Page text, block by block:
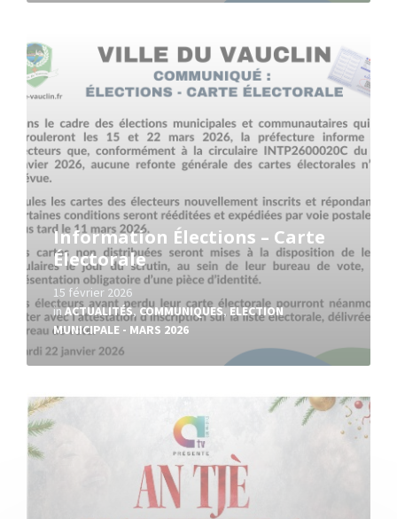
Information Élections – Carte
Électorale
15 février 2026
inACTUALITÉS,COMMUNIQUES,ELECTION
MUNICIPALE - MARS 2026
More
Read
More